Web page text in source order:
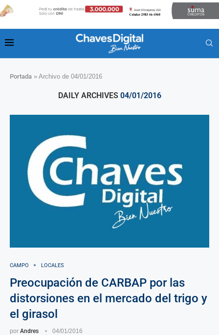
Portada » Archivo de 04/01/2016
DAILY ARCHIVES 04/01/2016
CAMPO LOCALES
Preocupación de CARBAP por las
distorsiones en el mercado del trigo y
el girasol
por Andres 04/01/2016